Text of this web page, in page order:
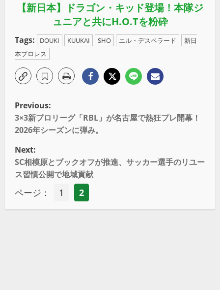
【新日本】ドラゴン・キッド登場！本隊ジ
ュニアと共にH.O.Tを粉砕
Tags: DOUKI KUUKAI SHO エル・デスペラード
新日
本プロレス
Previous:
3×3新プロリーグ「RBL」が名古屋で熱狂プレ開幕！
2026年シーズンに弾み。
Next:
SC相模原とブックオフが推進、サッカー選手のリユー
ス習慣公開で地域貢献
ページ： 1 2